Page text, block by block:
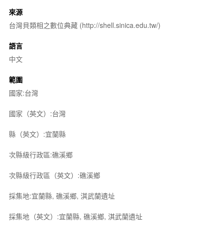
來源
台灣貝類相之數位典藏 (http://shell.sinica.edu.tw/)
語言
中文
範圍
國家:台灣
國家（英文）:台灣
縣（英文）:宜蘭縣
次縣級行政區:礁溪鄉
次縣級行政區（英文）:礁溪鄉
採集地:宜蘭縣, 礁溪鄉, 淇武蘭遺址
採集地（英文）:宜蘭縣, 礁溪鄉, 淇武蘭遺址